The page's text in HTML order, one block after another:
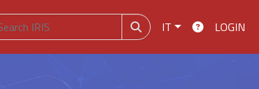
IT LOGIN